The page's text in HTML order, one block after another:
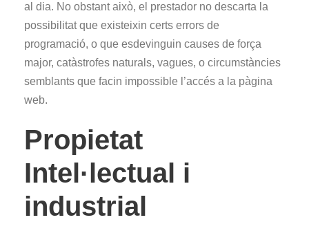
al dia. No obstant això, el prestador no descarta la
possibilitat que existeixin certs errors de
programació, o que esdevinguin causes de força
major, catàstrofes naturals, vagues, o circumstàncies
semblants que facin impossible l’accés a la pàgina
web.
Propietat
Intel·lectual i
industrial